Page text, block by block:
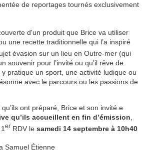
de reportages tournés exclusivement
d'un produit que Brice va utiliser
une recette traditionnelle qui l’a inspiré
évasion sur un lieu en Outre-mer (qui
souvenir pour l’invité ou qu’il rêve de
pratique un sport, une activité ludique ou
avec le parcours ou les passions de
ont préparé, Brice et son invité.e
qu’ils accueillent en fin d’émission
er RDV le samedi 14 septembre à 10h40
Samuel Étienne